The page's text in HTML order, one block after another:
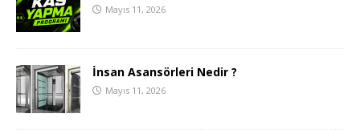
Mayıs 11, 2026
İnsan Asansörleri Nedir ?
Mayıs 11, 2026